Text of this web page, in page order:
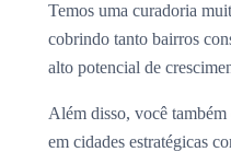
Temos uma curadoria
cobrindo tanto bairros
alto potencial de
Além disso, você
em cidades estratégicas